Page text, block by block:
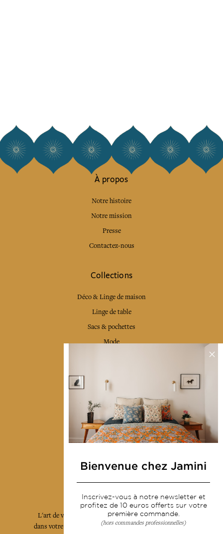
À propos
Notre histoire
Notre mission
Presse
Contactez-nous
Collections
Déco & Linge de maison
Linge de table
Sacs & pochettes
Mode
Livraison & retour
CGV
Devenir revendeur
Notre communauté
L'art de vivre JAMINI raconté avec poésie et élégance
dans votre boîte mail. Inscrivez vous à notre newsletter
Bienvenue chez Jamini
Inscrivez-vous à notre newsletter et
profitez de 10 euros offerts sur votre
première commande.
(hors commandes professionnelles)